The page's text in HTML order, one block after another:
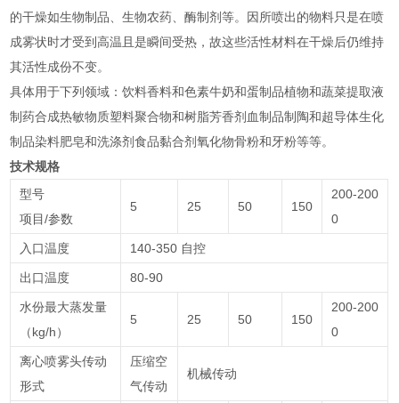
的干燥如生物制品、生物农药、酶制剂等。因所喷出的物料只是在喷
成雾状时才受到高温且是瞬间受热，故这些活性材料在干燥后仍维持
其活性成份不变。
具体用于下列领域：饮料香料和色素牛奶和蛋制品植物和蔬菜提取液
制药合成热敏物质塑料聚合物和树脂芳香剂血制品制陶和超导体生化
制品染料肥皂和洗涤剂食品黏合剂氧化物骨粉和牙粉等等。
技术规格
型号
项目/参数
5 25 50 150
200-200
0
入口温度 140-350 自控
出口温度 80-90
水份最大蒸发量
（kg/h）
5 25 50 150
200-200
0
离心喷雾头传动
形式
压缩空
气传动
机械传动